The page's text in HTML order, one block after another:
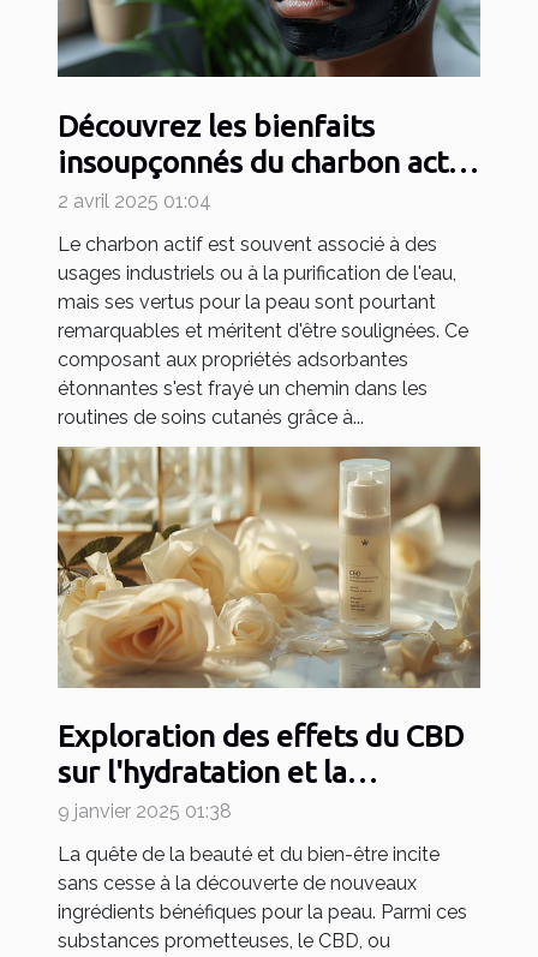
Découvrez les bienfaits
insoupçonnés du charbon actif
pour la peau
2 avril 2025 01:04
Le charbon actif est souvent associé à des
usages industriels ou à la purification de l'eau,
mais ses vertus pour la peau sont pourtant
remarquables et méritent d'être soulignées. Ce
composant aux propriétés adsorbantes
étonnantes s'est frayé un chemin dans les
routines de soins cutanés grâce à...
Exploration des effets du CBD
sur l'hydratation et la
réparation de la peau
9 janvier 2025 01:38
La quête de la beauté et du bien-être incite
sans cesse à la découverte de nouveaux
ingrédients bénéfiques pour la peau. Parmi ces
substances prometteuses, le CBD, ou